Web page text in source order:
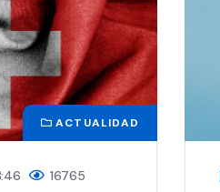
ACTUALIDAD
16765